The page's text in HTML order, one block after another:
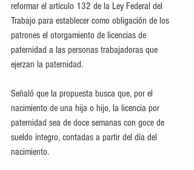
reformar el artículo 132 de la Ley Federal del
Trabajo para establecer como obligación de los
patrones el otorgamiento de licencias de
paternidad a las personas trabajadoras que
ejerzan la paternidad.
Señaló que la propuesta busca que, por el
nacimiento de una hija o hijo, la licencia por
paternidad sea de doce semanas con goce de
sueldo íntegro, contadas a partir del día del
nacimiento.